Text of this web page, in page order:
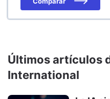
Últimos artículos
International